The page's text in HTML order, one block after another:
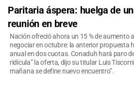
Paritaria áspera: huelga de
reunión en breve
Nación ofreció ahora un 15 % de aumento
negociar en octubre: la anterior propuesta
anual en dos cuotas. Conaduh hará paro
ridícula” la oferta, dijo su titular Luis
mañana se define nuevo encuentro”.